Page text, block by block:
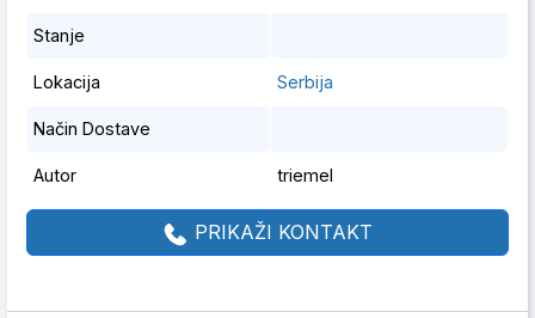
Stanje
Lokacija Serbija
Način Dostave
Autor triemel
PRIKAŽI KONTAKT